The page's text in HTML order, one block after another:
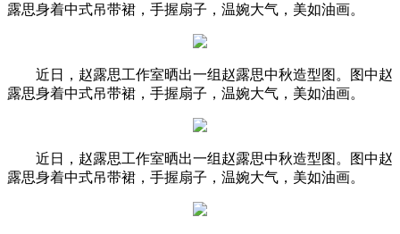
露思身着中式吊带裙，手握扇子，温婉大气，美如油画。
近日，赵露思工作室晒出一组赵露思中秋造型图。图中赵
露思身着中式吊带裙，手握扇子，温婉大气，美如油画。
近日，赵露思工作室晒出一组赵露思中秋造型图。图中赵
露思身着中式吊带裙，手握扇子，温婉大气，美如油画。